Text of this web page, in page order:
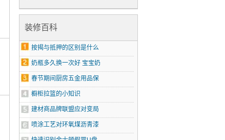
装修百科
按揭与抵押的区别是什么
奶瓶多久换一次好 宝宝奶
春节期间厨房五金用品保
橱柜拉篮的小知识
建材商品牌联盟应对变局
喷涂工艺对环氧煤沥青漆